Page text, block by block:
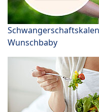
Wunschbaby